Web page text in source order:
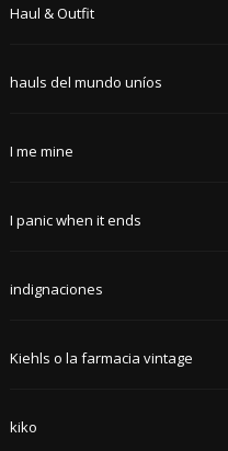
Haul & Outfit
hauls del mundo uníos
I me mine
I panic when it ends
indignaciones
Kiehls o la farmacia vintage
kiko